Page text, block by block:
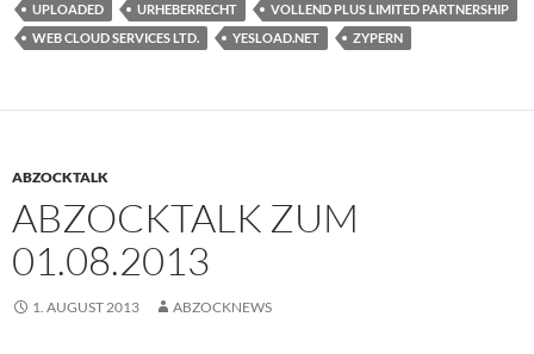
UPLOADED
URHEBERRECHT
VOLLEND PLUS LIMITED PARTNERSHIP
WEB CLOUD SERVICES LTD.
YESLOAD.NET ZYPERN
ABZOCKTALK
ABZOCKTALK ZUM
01.08.2013
1. AUGUST 2013 ABZOCKNEWS